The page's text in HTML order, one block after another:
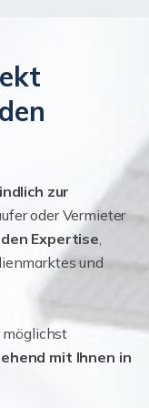
zur
oder Vermieter
Expertise,
und
möglichst
mit Ihnen in